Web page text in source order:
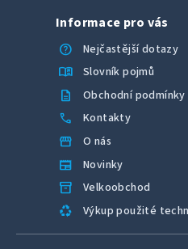
Informace pro vás
help
Nejčastější dotazy
menu_book Slovník pojmů
description Obchodní podmínky
call Kontakty
storefront O nás
newspaper Novinky
inventory_2 Velkoobchod
recycling Výkup použité